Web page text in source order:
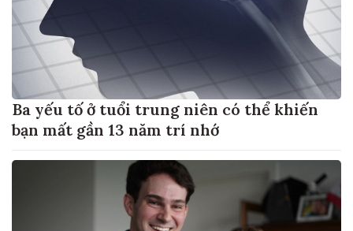
Ba yếu tố ở tuổi trung niên có thể khiến
bạn mất gần 13 năm trí nhớ